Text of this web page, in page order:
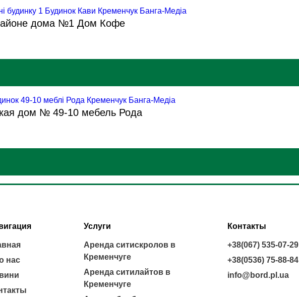
дома №1 Дом Кофе
дом № 49-10 мебель Рода
нас
Услуги
Аренда ситискролов в
Кременчуге
Аренда ситилайтов в
Кременчуге
Контакты
+38(067) 535-07-29
+38(0536) 75-88-84
info@bord.pl.ua